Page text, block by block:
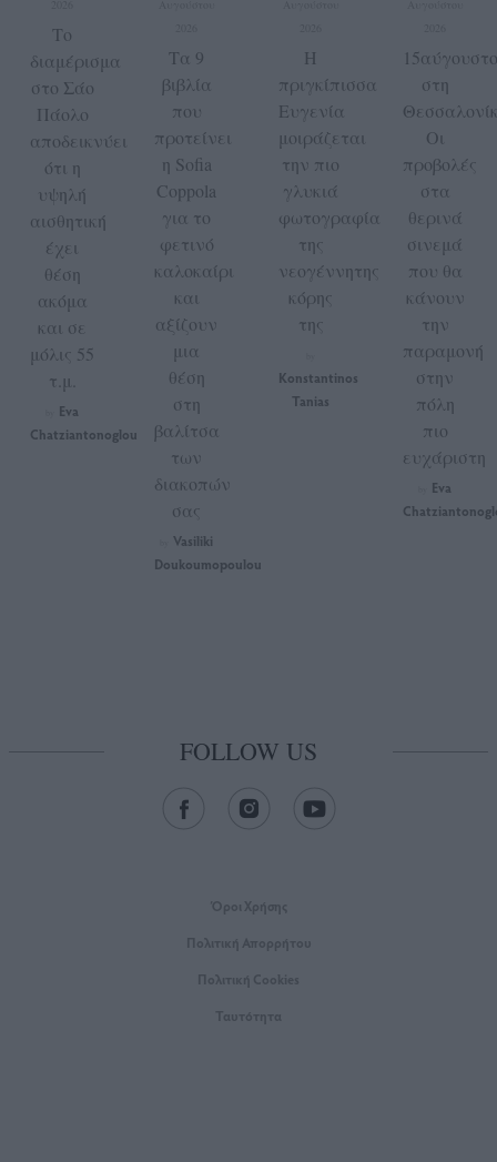
Το
διαμέρισμα
στο Σάο
Πάολο
αποδεικνύει
ότι η
υψηλή
αισθητική
έχει
θέση
ακόμα
και σε
μόλις 55
τ.μ.
Eva
Chatziantonoglou
Τα 9
βιβλία
που
προτείνει
η Sofia
Coppola
για το
φετινό
καλοκαίρι
και
αξίζουν
μια
θέση
στη
βαλίτσα
των
διακοπών
σας
Vasiliki
Doukoumopoulou
Η
πριγκίπισσα
Ευγενία
μοιράζεται
την πιο
γλυκιά
φωτογραφία
της
νεογέννητης
κόρης
της
Konstantinos
Tanias
στη
Οι
προβολές
στα
θερινά
σινεμά
που θα
κάνουν
την
παραμονή
στην
πόλη
πιο
ευχάριστη
Eva
FOLLOW US
Όροι Xρήσης
Πολιτική Απορρήτου
Πολιτική Cookies
Ταυτότητα